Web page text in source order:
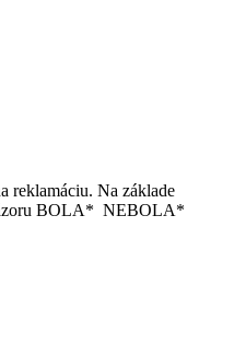
reklamáciu. Na základe
BOLA* NEBOLA*